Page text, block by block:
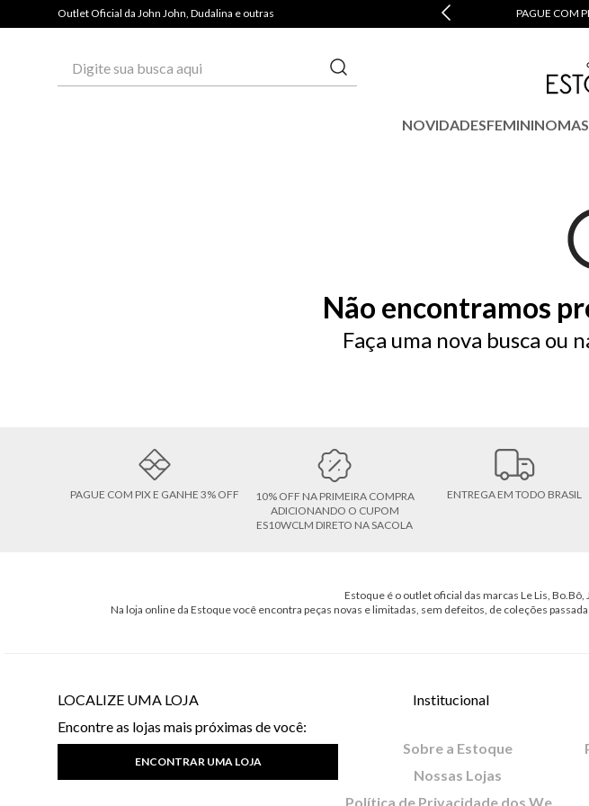
Outlet Oficial da John John, Dudalina e outras PAGUE COM
NOVIDADESFEMININO
Não encontramos
Faça uma nova busca ou
PAGUE COM PIX E GANHE 3% OFF
10% OFF NA PRIMEIRA COMPRA
ADICIONANDO O CUPOM
ES10WCLM DIRETO NA SACOLA
ENTREGA EM TODO BRASIL
Estoque é o outlet oficial das marcas Le Lis,
Na loja online da Estoque você encontra peças novas e limitadas, sem defeitos, de coleções
LOCALIZE UMA LOJA
Encontre as lojas mais próximas de você:
ENCONTRAR UMA LOJA
Institucional
Sobre a Estoque
Nossas Lojas